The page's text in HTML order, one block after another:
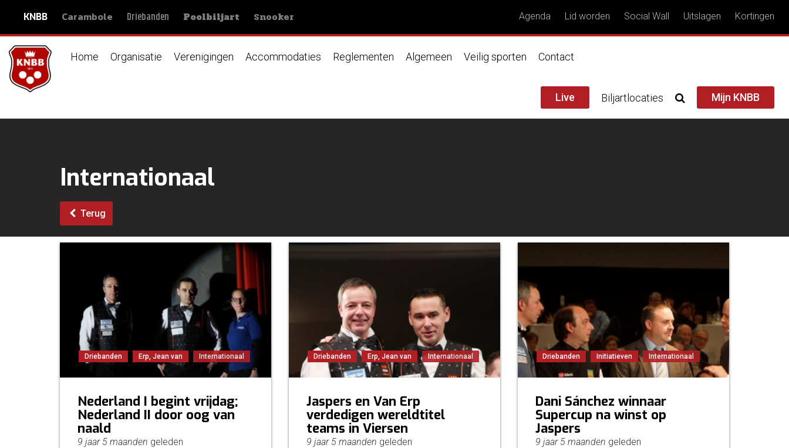
KNBB Carambole Driebanden Poolbiljart Snooker Agenda Lid worden Social Wall Uitslagen Kortingen
Home Organisatie Verenigingen Accommodaties Reglementen Algemeen Veilig sporten Contact
Live Biljartlocaties Mijn KNBB
Internationaal
Terug
Driebanden Erp, Jean van Internationaal
Nederland I begint vrijdag;
Nederland II door oog van
naald
9 jaar 5 maanden geleden
Driebanden Erp, Jean van Internationaal
Jaspers en Van Erp
verdedigen wereldtitel
teams in Viersen
9 jaar 5 maanden geleden
Driebanden Initiatieven Internationaal
Dani Sánchez winnaar
Supercup na winst op
Jaspers
9 jaar 5 maanden geleden